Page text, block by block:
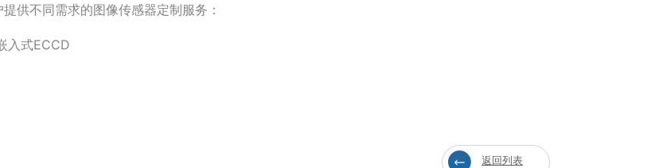
供不同需求的图像传感器定制服务：
入式ECCD
返回列表